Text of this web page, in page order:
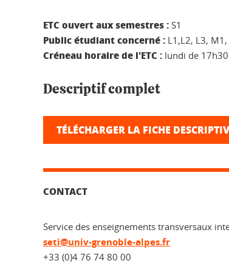
ETC ouvert aux semestres : S1
Public étudiant concerné : L1,L2, L3,
Créneau horaire de l'ETC : lundi de
Descriptif complet
TÉLÉCHARGER LA FICHE
CONTACT
Service des enseignements transversaux
seti@univ-grenoble-alpes.fr
+33 (0)4 76 74 80 00